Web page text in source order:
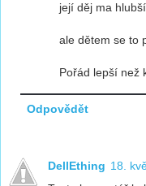
její děj ma
ale dětem se to
Pořád lepší než
Odpovědět
DellEthing 18.